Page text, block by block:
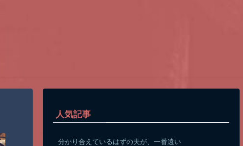
人気記事
分かり合えているはずの夫が、一番遠い